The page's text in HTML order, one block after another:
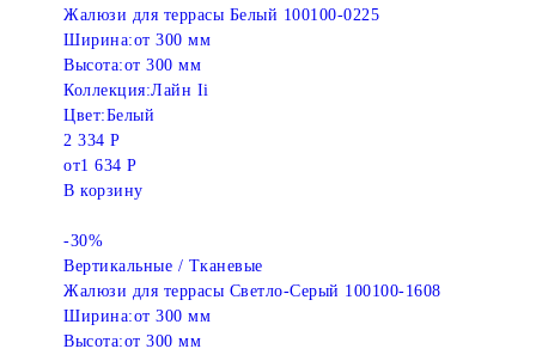
Жалюзи для террасы Белый 100100-0225
Ширина:от 300 мм
Высота:от 300 мм
Коллекция:Лайн Ii
Цвет:Белый
2 334 Р
от1 634 Р
В корзину
-30%
Вертикальные / Тканевые
Жалюзи для террасы Светло-Серый 100100-1608
Ширина:от 300 мм
Высота:от 300 мм